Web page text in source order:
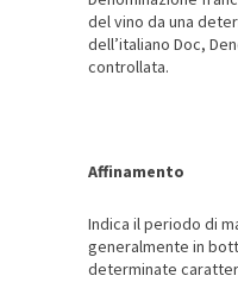
del vino da una
dell’italiano Doc,
controllata.
Affinamento
Indica il periodo di
generalmente in
determinate